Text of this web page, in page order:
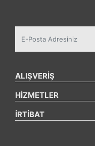
ALIŞVERİŞ
HİZMETLER
İRTİBAT